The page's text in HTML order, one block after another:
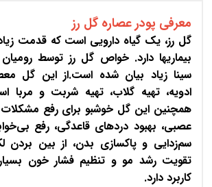
معرفی پودر عصاره گل رز
گل رز، یک گیاه دارویی است که قدمت
بیماریها دارد. خواص گل رز توسط
سینا زیاد بیان شده است.از این گل
ادویه، تهیه گلاب، تهیه شربت و مربا
همچنین این گل خوشبو برای رفع مشکلات
عصبی، بهبود دردهای قاعدگی، رفع
سم‌زدایی و پاکسازی بدن، از بین بردن
تقویت رشد مو و تنظیم فشار خون
کاربرد دارد.